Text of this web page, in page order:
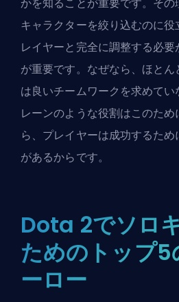
キャラクターを絞り込むのに
レイヤーと完全に調整する必
が重要です。なぜなら、ほと
は良いチームワークを求めて
レーンのような役割はこのた
ら、プレイヤーは成功するた
があるからです。
Dota 2でソロ
ためのトップ5
ーロー